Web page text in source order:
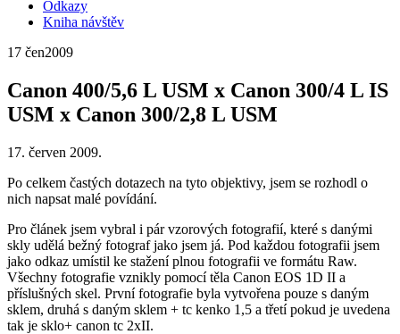
Odkazy
Kniha návštěv
17 čen2009
Canon 400/5,6 L USM x Canon 300/4 L IS
USM x Canon 300/2,8 L USM
17. červen 2009.
Po celkem častých dotazech na tyto objektivy, jsem se rozhodl o
nich napsat malé povídání.
Pro článek jsem vybral i pár vzorových fotografií, které s danými
skly udělá bežný fotograf jako jsem já. Pod každou fotografii jsem
jako odkaz umístil ke stažení plnou fotografii ve formátu Raw.
Všechny fotografie vznikly pomocí těla Canon EOS 1D II a
příslušných skel. První fotografie byla vytvořena pouze s daným
sklem, druhá s daným sklem + tc kenko 1,5 a třetí pokud je uvedena
tak je sklo+ canon tc 2xII.